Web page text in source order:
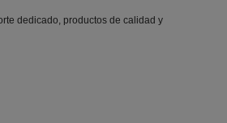
dedicado, productos de calidad y